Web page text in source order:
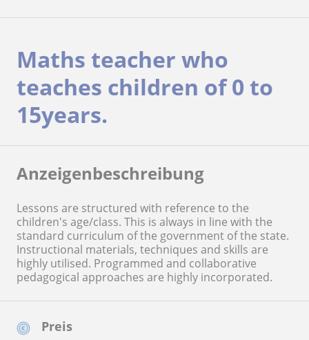
Preis
Maths teacher who
teaches children of 0 to
15years.
Anzeigenbeschreibung
Lessons are structured with reference to the
children's age/class. This is always in line with the
standard curriculum of the government of the state.
Instructional materials, techniques and skills are
highly utilised. Programmed and collaborative
pedagogical approaches are highly incorporated.